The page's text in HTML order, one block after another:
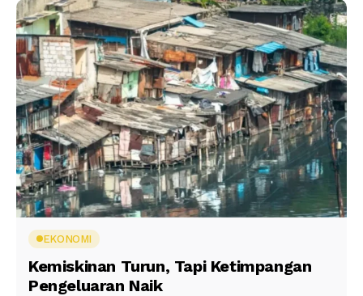
EKONOMI
Kemiskinan Turun, Tapi Ketimpangan
Pengeluaran Naik